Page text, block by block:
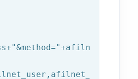
"&method="+afilnet_method+